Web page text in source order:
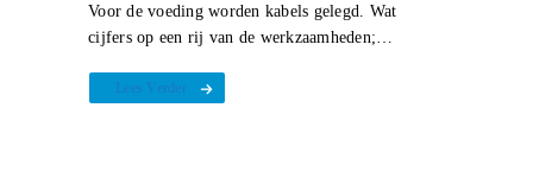
Voor de voeding worden kabels gelegd. Wat
cijfers op een rij van de werkzaamheden;…
Lees Verder